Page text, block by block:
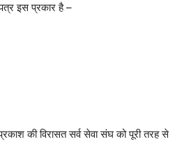
इस प्रकार है –
की विरासत सर्व सेवा संघ को पूरी तरह से